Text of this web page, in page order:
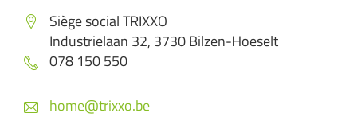
Siège social TRIXXO
Industrielaan 32, 3730 Bilzen-Hoeselt
078 150 550
home@trixxo.be